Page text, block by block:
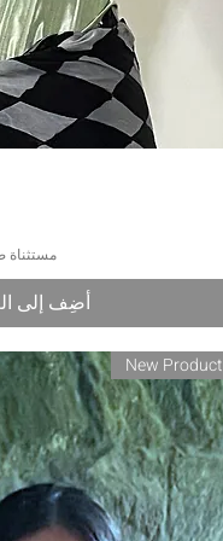
مستثناة
أضِف إلى
New Product